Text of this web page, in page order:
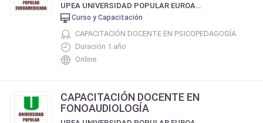
UPEA UNIVERSIDAD POPULAR EUROAMERICANA
Curso y Capacitación
CAPACITACIÓN DOCENTE EN PSICOPEDAGOGÍA
Duración 1 año
Online
CAPACITACIÓN DOCENTE EN
FONOAUDIOLOGÍA